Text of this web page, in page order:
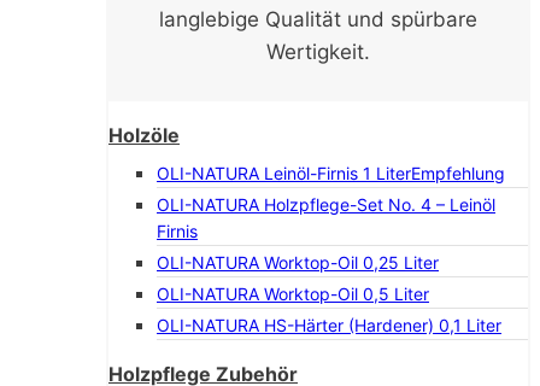
langlebige Qualität und spürbare
Wertigkeit.
Holzöle
OLI-NATURA Leinöl-Firnis 1 LiterEmpfehlung
OLI-NATURA Holzpflege-Set No. 4 – Leinöl
Firnis
OLI-NATURA Worktop-Oil 0,25 Liter
OLI-NATURA Worktop-Oil 0,5 Liter
OLI-NATURA HS-Härter (Hardener) 0,1 Liter
Holzpflege Zubehör